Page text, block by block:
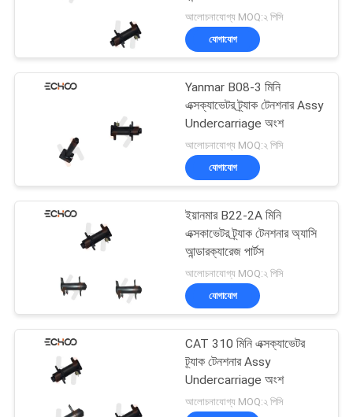
আলোচনাযোগ্য MOQ:২ পিসি
যোগাযোগ
Yanmar B08-3 মিনি
এক্সক্যাভেটর ট্র্যাক টেনশনার Assy
Undercarriage অংশ
আলোচনাযোগ্য MOQ:২ পিসি
যোগাযোগ
ইয়ানমার B22-2A মিনি
এক্সকাভেটর ট্র্যাক টেনশনার অ্যাসি
আন্ডারক্যারেজ পার্টস
আলোচনাযোগ্য MOQ:২ পিসি
যোগাযোগ
CAT 310 মিনি এক্সক্যাভেটর
ট্র্যাক টেনশনার Assy
Undercarriage অংশ
আলোচনাযোগ্য MOQ:২ পিসি